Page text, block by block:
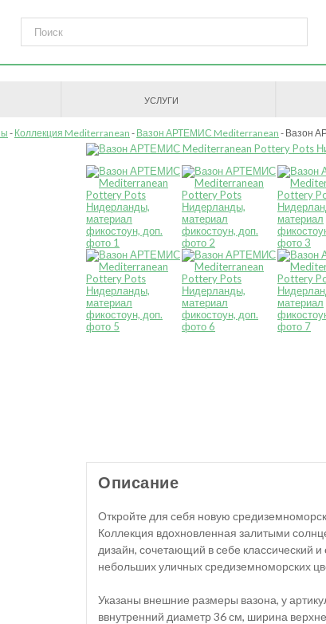
УСЛУГИ
Коллекция Mediterranean Вазон АРТЕМИС Mediterranean Вазон
Описание
Откройте для себя новую
Коллекция вдохновленная залитыми
дизайн, сочетающий в себе классический
небольших уличных средиземноморских
Указаны внешние размеры вазона, у
ввнутренний диаметр 36 см, ширина